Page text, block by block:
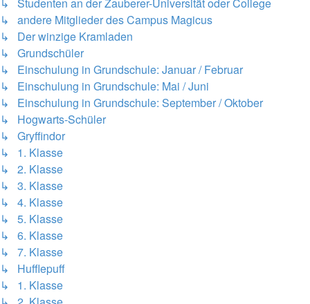
↳ andere Mitglieder des Campus Magicus
↳ Der winzige Kramladen
↳ Grundschüler
↳ Einschulung in Grundschule: Januar / Februar
↳ Einschulung in Grundschule: Mai / Juni
↳ Einschulung in Grundschule: September / Oktober
↳ Hogwarts-Schüler
↳ Gryffindor
↳ 1. Klasse
↳ 2. Klasse
↳ 3. Klasse
↳ 4. Klasse
↳ 5. Klasse
↳ 6. Klasse
↳ 7. Klasse
↳ Hufflepuff
↳ 1. Klasse